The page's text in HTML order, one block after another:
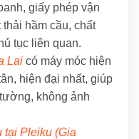
giấy phép vận
hầm cầu, chất
tục liên quan.
Lai có máy móc hiện
hiện đại nhất, giúp
không ảnh
tại Pleiku (Gia